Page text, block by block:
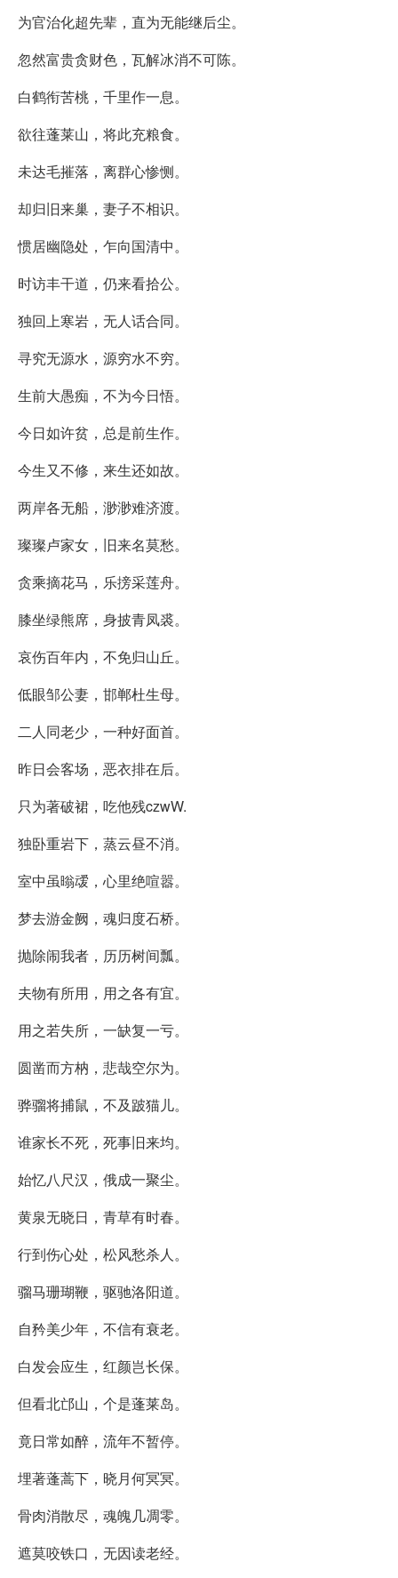
为官治化超先辈，直为无能继后尘。
忽然富贵贪财色，瓦解冰消不可陈。
白鹤衔苦桃，千里作一息。
欲往蓬莱山，将此充粮食。
未达毛摧落，离群心惨恻。
却归旧来巢，妻子不相识。
惯居幽隐处，乍向国清中。
时访丰干道，仍来看拾公。
独回上寒岩，无人话合同。
寻究无源水，源穷水不穷。
生前大愚痴，不为今日悟。
今日如许贫，总是前生作。
今生又不修，来生还如故。
两岸各无船，渺渺难济渡。
璨璨卢家女，旧来名莫愁。
贪乘摘花马，乐搒采莲舟。
膝坐绿熊席，身披青凤裘。
哀伤百年内，不免归山丘。
低眼邹公妻，邯郸杜生母。
二人同老少，一种好面首。
昨日会客场，恶衣排在后。
只为著破裙，吃他残czwW.
独卧重岩下，蒸云昼不消。
室中虽暡叆，心里绝喧嚣。
梦去游金阙，魂归度石桥。
抛除闹我者，历历树间瓢。
夫物有所用，用之各有宜。
用之若失所，一缺复一亏。
圆凿而方枘，悲哉空尔为。
骅骝将捕鼠，不及跛猫儿。
谁家长不死，死事旧来均。
始忆八尺汉，俄成一聚尘。
黄泉无晓日，青草有时春。
行到伤心处，松风愁杀人。
骝马珊瑚鞭，驱驰洛阳道。
自矜美少年，不信有衰老。
白发会应生，红颜岂长保。
但看北邙山，个是蓬莱岛。
竟日常如醉，流年不暂停。
埋著蓬蒿下，晓月何冥冥。
骨肉消散尽，魂魄几凋零。
遮莫咬铁口，无因读老经。